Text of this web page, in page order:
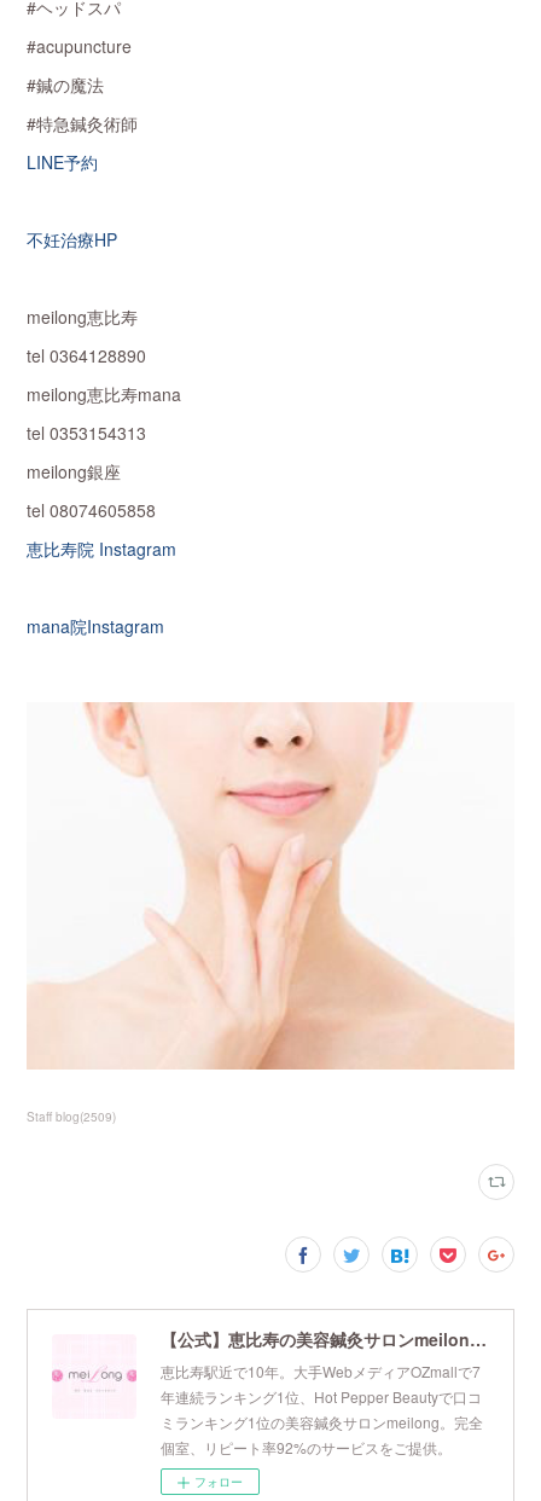
#ヘッドスパ
#acupuncture
#鍼の魔法
#特急鍼灸術師
LINE予約
不妊治療HP
meilong恵比寿
tel 0364128890
meilong恵比寿mana
tel 0353154313
meilong銀座
tel 08074605858
恵比寿院 Instagram
mana院Instagram
Staff blog(2509)
【公式】恵比寿の美容鍼灸サロンmeilong｜ツボを押さえた針・お灸の治療で美容と健康を叶えます
恵比寿駅近で10年。大手WebメディアOZmallで7
年連続ランキング1位、Hot Pepper Beautyで口コ
ミランキング1位の美容鍼灸サロンmeilong。完全
個室、リピート率92%のサービスをご提供。
フォロー